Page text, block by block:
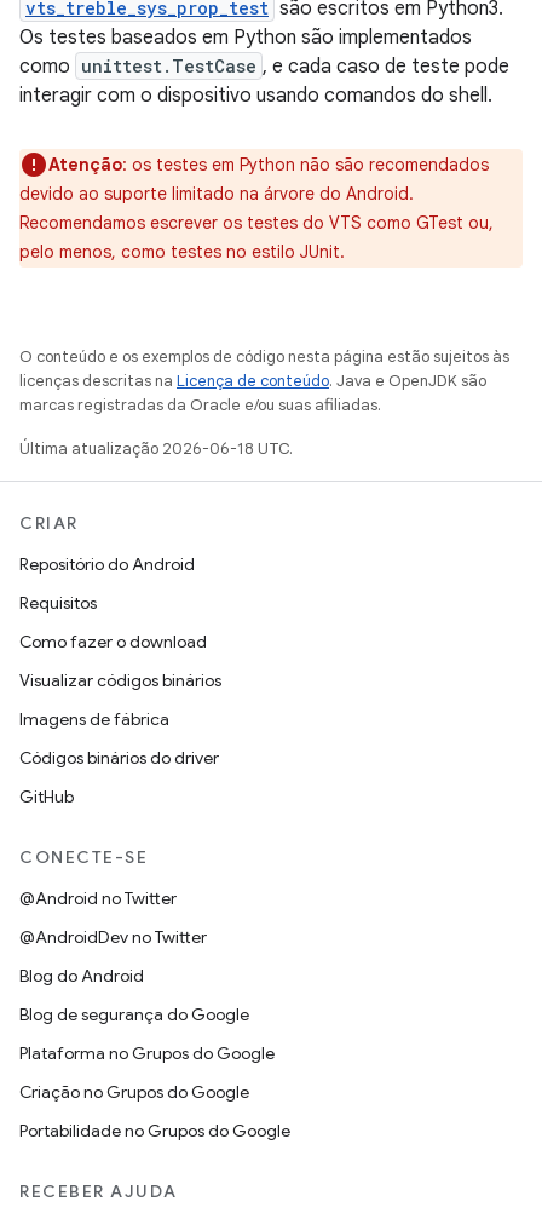
vts_treble_sys_prop_test são escritos em Python3.
Os testes baseados em Python são implementados
como unittest.TestCase , e cada caso de teste pode
interagir com o dispositivo usando comandos do shell.
Atenção: os testes em Python não são recomendados
devido ao suporte limitado na árvore do Android.
Recomendamos escrever os testes do VTS como GTest ou,
pelo menos, como testes no estilo JUnit.
O conteúdo e os exemplos de código nesta página estão sujeitos às
licenças descritas na Licença de conteúdo. Java e OpenJDK são
marcas registradas da Oracle e/ou suas afiliadas.
Última atualização 2026-06-18 UTC.
CRIAR
Repositório do Android
Requisitos
Como fazer o download
Visualizar códigos binários
Imagens de fábrica
Códigos binários do driver
GitHub
CONECTE-SE
@Android no Twitter
@AndroidDev no Twitter
Blog do Android
Blog de segurança do Google
Plataforma no Grupos do Google
Criação no Grupos do Google
Portabilidade no Grupos do Google
RECEBER AJUDA